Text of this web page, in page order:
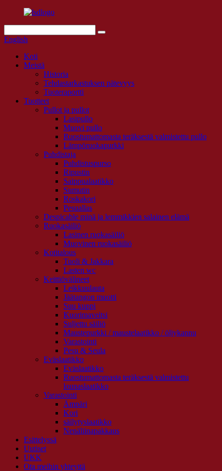
English
Koti
Meistä
Historia
Tehdastarkastuksen pätevyys
Tuoteraportti
Tuotteet
Pullot ja pullot
Lasipullo
Muovi pullo
Ruostumattomasta teräksestä valmistettu pullo
Lämpöruokapurkki
Puhdistaja
Puhdistuspurso
Ripustin
Saippualaatikko
Sumutin
Roskakori
Pesuallas
Despicable minä ja lemmikkien salainen elämä
Ruokasäiliö
Lasinen ruokasäiliö
Muovinen ruokasäiliö
Kotitalous
Tuoli & Jakkara
Lasten wc
Keittiövälineet
Leikkuulauta
Jäätangon muotti
Suu kuppi
Kuorimaveitsi
Suljettu säiliö
Maustepurkki / maustelaatikko / öljykannu
Varastointi
Pesu & Seula
Eväslaatikko
Eväslaatikko
Ruostumattomasta teräksestä valmistettu
lounaslaatikko
Varastointi
Ämpäri
Kori
säilytyslaatikko
Nenäliinapakkaus
Esittelyssä
Uutiset
UKK
Ota meihin yhteyttä